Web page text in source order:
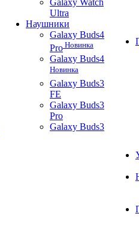
Galaxy Watch
Ultra
Наушники
Galaxy Buds4
Pro Новинка
Galaxy Buds4
Новинка
Galaxy Buds3
FE
Galaxy Buds3
Pro
Galaxy Buds3